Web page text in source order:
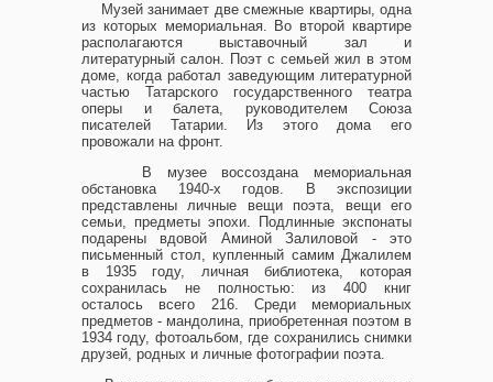
Музей занимает две смежные квартиры, одна
из которых мемориальная. Во второй квартире
располагаются выставочный зал и
литературный салон. Поэт с семьей жил в этом
доме, когда работал заведующим литературной
частью Татарского государственного театра
оперы и балета, руководителем Союза
писателей Татарии. Из этого дома его
провожали на фронт.
В музее воссоздана мемориальная
обстановка 1940-х годов. В экспозиции
представлены личные вещи поэта, вещи его
семьи, предметы эпохи. Подлинные экспонаты
подарены вдовой Аминой Залиловой - это
письменный стол, купленный самим Джалилем
в 1935 году, личная библиотека, которая
сохранилась не полностью: из 400 книг
осталось всего 216. Среди мемориальных
предметов - мандолина, приобретенная поэтом в
1934 году, фотоальбом, где сохранились снимки
друзей, родных и личные фотографии поэта.